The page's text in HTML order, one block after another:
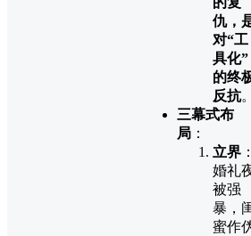
仇，
对“工
具化”
的终
反抗。
三幕式布
局 ：
立界 ：
婚礼
被强
暴，
蜜作